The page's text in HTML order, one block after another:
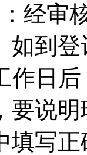
经审
如到
作日
要说
填写